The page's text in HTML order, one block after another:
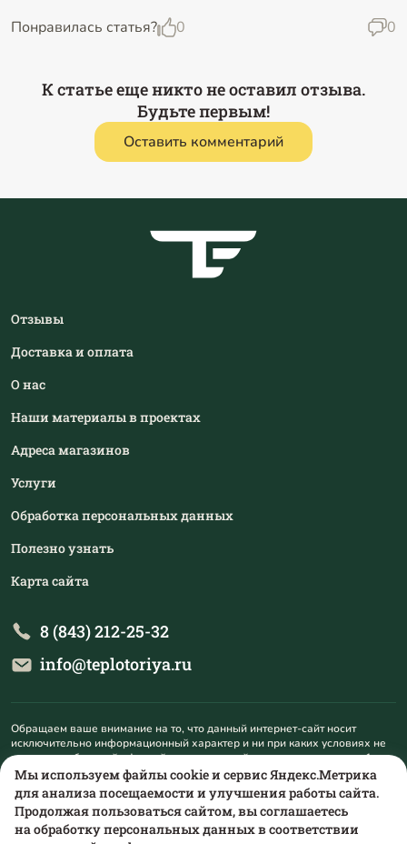
Понравилась статья? 0 0
К статье еще никто не оставил отзыва.
Будьте первым!
Оставить комментарий
Отзывы
Доставка и оплата
О нас
Наши материалы в проектах
Адреса магазинов
Услуги
Обработка персональных данных
Полезно узнать
Карта сайта
8 (843) 212-25-32
info@teplotoriya.ru
Обращаем ваше внимание на то, что данный интернет-сайт носит
исключительно информационный характер и ни при каких условиях не
является публичной офертой, определяемой положениями пункта 1
статьи 437 Гражданского кодекса Российской Федерации. Для
получения подробной информации о наличии и стоимости указанных
товаров и (или) услуг, пожалуйста, обращайтесь на mail@teplotoriya.ru.
Мы используем файлы cookie и сервис Яндекс.Метрика
для анализа посещаемости и улучшения работы сайта.
Продолжая пользоваться сайтом, вы соглашаетесь
на обработку персональных данных в соответствии